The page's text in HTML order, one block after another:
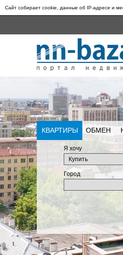
Сайт собирает cookie, данные об IP-адресе и
КВАРТИРЫ ОБМЕН
Я хочу
Город